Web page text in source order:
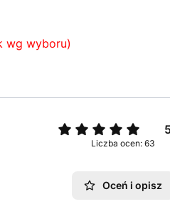
wg wyboru)
Liczba ocen: 63
Oceń i opisz